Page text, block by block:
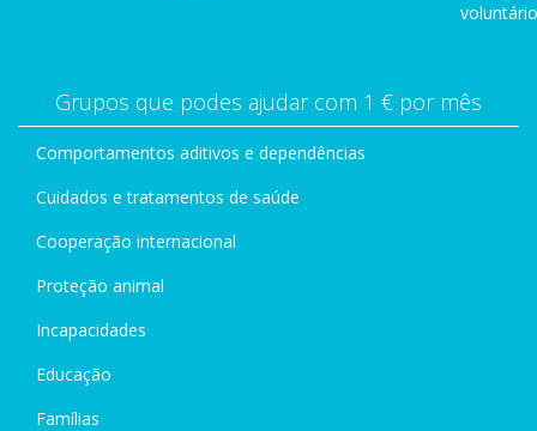
Grupos que podes ajudar com 1 € por mês
Comportamentos aditivos e dependências
Cuidados e tratamentos de saúde
Cooperação internacional
Proteção animal
Incapacidades
Educação
Famílias